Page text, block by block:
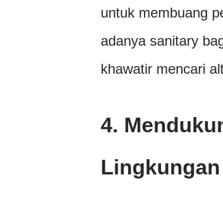
untuk membuang
adanya sanitary
khawatir mencari
4.
Lingkungan